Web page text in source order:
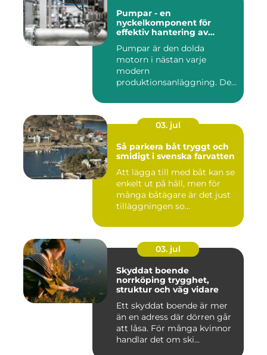
Pumpar - en
nyckelkomponent för
effektiv hantering av
Pumpar är den dolda
motorn i nästan varje
modern
produktionsanläggning. De
03. jul
Så parkera båt tryggt och
smidigt i svenska farvatten
Att lägga till med båt kan se
enkelt ut på håll, men för
många båtägare är det just
tilläggningen so...
03. jul
Skyddat boende
norrköping trygghet,
struktur och väg vidare
Ett skyddat boende är mer
än en adress där dörren går
att låsa. För många kvinnor
handlar det om ski...